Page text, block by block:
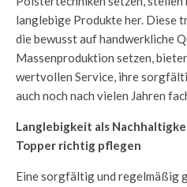
langlebige Produkte her. Diese
die bewusst auf handwerkliche
Massenproduktion setzen,
wertvollen Service, ihre
auch noch nach vielen Jahren
Langlebigkeit als
Topper richtig pflegen
Eine sorgfältig und regelmäßig